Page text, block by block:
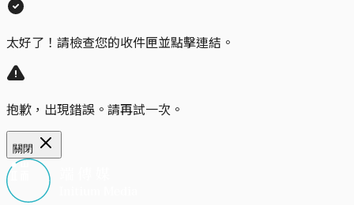
太好了！請檢查您的收件匣並點擊連結。
抱歉，出現錯誤。請再試一次。
關閉